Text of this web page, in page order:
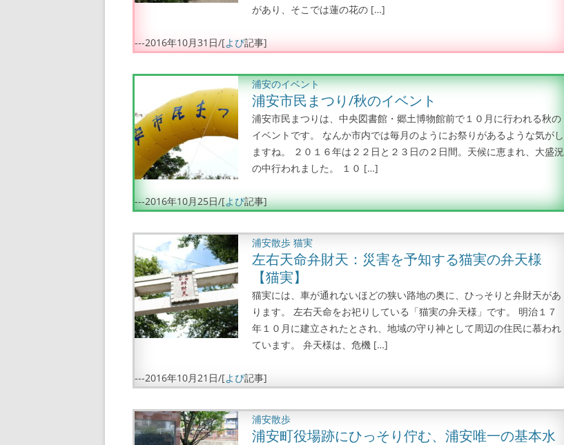
があり、そこでは蓮の花の […]
---2016年10月31日/[よぴ記事]
浦安のイベント
浦安市民まつり/秋のイベント
浦安市民まつりは、中央図書館・郷土博物館前で１０月に行われる秋の
イベントです。 なんか市内では毎月のようにお祭りがあるような気がし
ますね。 ２０１６年は２２日と２３日の２日間。天候に恵まれ、大盛況
の中行われました。 １０ […]
---2016年10月25日/[よぴ記事]
浦安散歩 猫実
左右天命弁財天：災害を予知する猫実の弁天様
【猫実】
猫実には、車が通れないほどの狭い路地の奥に、ひっそりと弁財天があ
ります。 左右天命をお祀りしている「猫実の弁天様」です。 明治１７
年１０月に建立されたとされ、地域の守り神として周辺の住民に慕われ
ています。 弁天様は、危機 […]
---2016年10月21日/[よぴ記事]
浦安散歩
浦安町役場跡にひっそり佇む、浦安唯一の基本水